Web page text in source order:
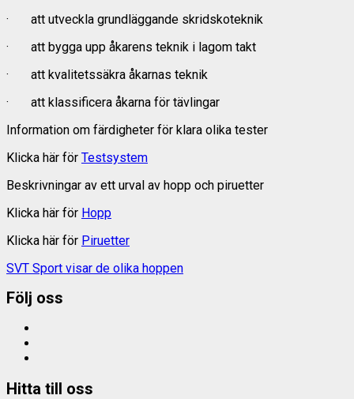
· att utveckla grundläggande skridskoteknik
· att bygga upp åkarens teknik i lagom takt
· att kvalitetssäkra åkarnas teknik
· att klassificera åkarna för tävlingar
Information om färdigheter för klara olika tester
Klicka här för Testsystem
Beskrivningar av ett urval av hopp och piruetter
Klicka här för Hopp
Klicka här för Piruetter
SVT Sport visar de olika hoppen
Följ oss
Hitta till oss